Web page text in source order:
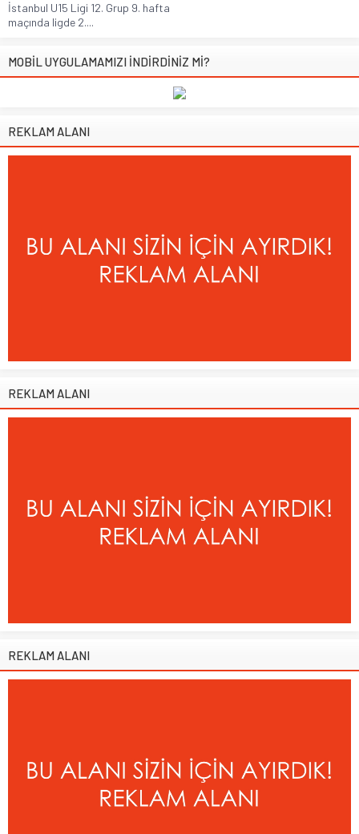
İstanbul U15 Ligi 12. Grup 9. hafta
maçında ligde 2....
MOBİL UYGULAMAMIZI İNDİRDİNİZ Mİ?
REKLAM ALANI
REKLAM ALANI
REKLAM ALANI